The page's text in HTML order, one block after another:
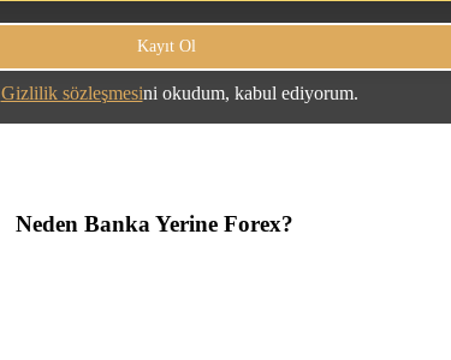
Gizlilik sözleşmesini okudum, kabul ediyorum.
Neden Banka Yerine Forex?